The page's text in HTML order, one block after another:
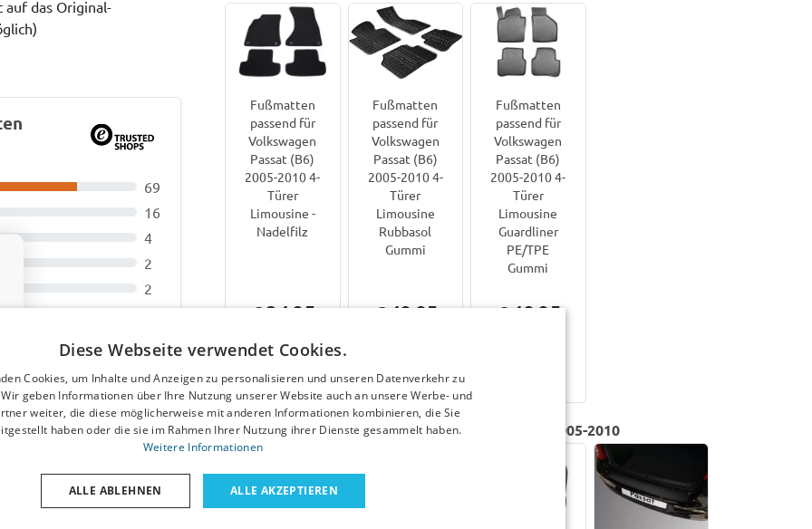
das Original-
69
16
4
2
2
Variant (CD) 2020-
Gummi
erst
das Bremspedal geht
Fußmatten
passend für
Volkswagen
Passat (B6)
2005-2010 4-
Türer
Limousine -
Nadelfilz
€ 34,95
5-7
Werktage
Fußmatten
passend für
Volkswagen
Passat (B6)
2005-2010 4-
Türer
Limousine
Rubbasol
Gummi
€ 49,95
Werktage
Fußmatten
passend für
Volkswagen
Passat (B6)
2005-2010 4-
Türer
Limousine
Guardliner
PE/TPE
Gummi
€ 49,95
Andere Produkte für Volkswagen Passat (B6) | 2005-2010
Diese Webseite verwendet Cookies.
Cookies, um Inhalte und Anzeigen zu personalisieren und unseren Datenverkehr zu
geben Informationen über Ihre Nutzung unserer Website auch an unsere Werbe- und
weiter, die diese möglicherweise mit anderen Informationen kombinieren, die Sie
haben oder die sie im Rahmen Ihrer Nutzung ihrer Dienste gesammelt haben.
Weitere Informationen
ALLE AKZEPTIEREN
ALLE ABLEHNEN